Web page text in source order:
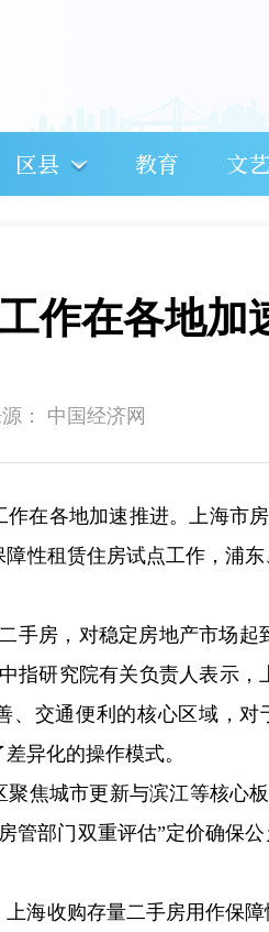
区县 教育 文艺
作在各地加
： 中国经济网
在各地加速推进。上海市
性租赁住房试点工作，浦
手房，对稳定房地产市场
指研究院有关负责人表示
、交通便利的核心区域，
异化的操作模式。
聚焦城市更新与滨江等核心
管部门双重评估”定价确保
海收购存量二手房用作保